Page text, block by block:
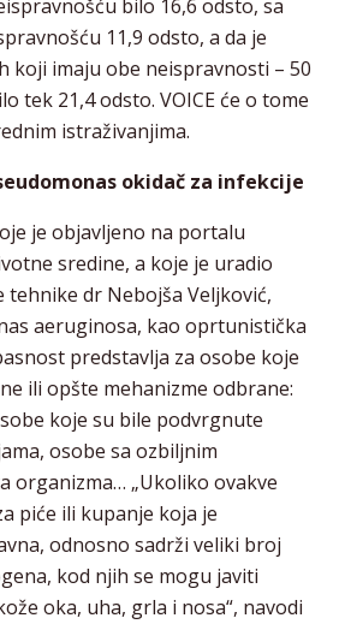
bilo 16,6 odsto, sa
11,9 odsto, a da je
koji imaju obe neispravnosti – 50
tek 21,4 odsto. VOICE će o tome
istraživanjima.
okidač za infekcije
je objavljeno na portalu
sredine, a koje je uradio
tehnike dr Nebojša Veljković,
aeruginosa, kao oprtunistička
predstavlja za osobe koje
ili opšte mehanizme odbrane:
koje su bile podvrgnute
osobe sa ozbiljnim
organizma… „Ukoliko ovakve
piće ili kupanje koja je
odnosno sadrži veliki broj
kod njih se mogu javiti
oka, uha, grla i nosa“, navodi